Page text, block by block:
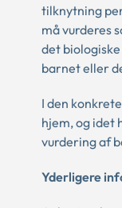
tilknytning
må vurderes
det
barnet eller
I den
hjem, og idet
vurdering af
Yderligere